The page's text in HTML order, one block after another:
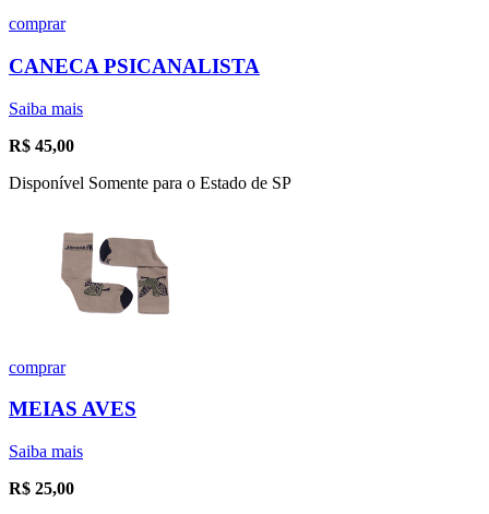
comprar
CANECA PSICANALISTA
Saiba mais
R$ 45,00
Disponível Somente para o Estado de SP
comprar
MEIAS AVES
Saiba mais
R$ 25,00